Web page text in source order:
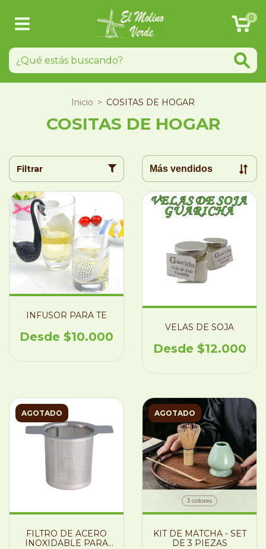
0
Inicio > COSITAS DE HOGAR
COSITAS DE HOGAR
Filtrar
INFUSOR PARA TE
$10.000
VELAS DE SOJA
$12.000
AGOTADO
FILTRO DE ACERO
INOXIDABLE PARA
AGOTADO
3 colores
KIT DE MATCHA - SET
DE 3 PIEZAS